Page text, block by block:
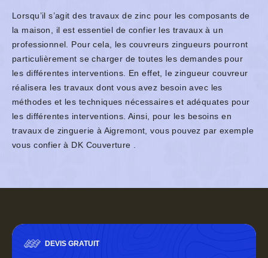
Lorsqu’il s’agit des travaux de zinc pour les composants de
la maison, il est essentiel de confier les travaux à un
professionnel. Pour cela, les couvreurs zingueurs pourront
particulièrement se charger de toutes les demandes pour
les différentes interventions. En effet, le zingueur couvreur
réalisera les travaux dont vous avez besoin avec les
méthodes et les techniques nécessaires et adéquates pour
les différentes interventions. Ainsi, pour les besoins en
travaux de zinguerie à Aigremont, vous pouvez par exemple
vous confier à DK Couverture .
DEVIS GRATUIT